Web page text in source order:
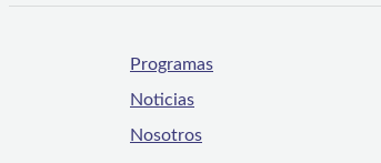
Programas
Noticias
Nosotros